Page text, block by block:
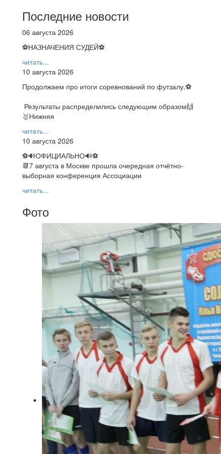
Последние новости
06 августа 2026
⚽НАЗНАЧЕНИЯ СУДЕЙ⚽
читать...
10 августа 2026
Продолжаем про итоги соревнований по футзалу.⚽️
Результаты распределились следующим образом🙌
🥇Нижняя
читать...
10 августа 2026
⚽🔊ОФИЦИАЛЬНО🔊⚽
📆7 августа в Москве прошла очередная отчётно-
выборная конференция Ассоциации
читать...
Фото